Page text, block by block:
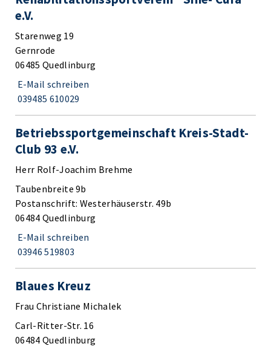
e.V.
Starenweg 19
Gernrode
06485 Quedlinburg
E-Mail schreiben
039485 610029
Betriebssportgemeinschaft Kreis-Stadt-
Club 93 e.V.
Herr Rolf-Joachim Brehme
Taubenbreite 9b
Postanschrift: Westerhäuserstr. 49b
06484 Quedlinburg
E-Mail schreiben
03946 519803
Blaues Kreuz
Frau Christiane Michalek
Carl-Ritter-Str. 16
06484 Quedlinburg